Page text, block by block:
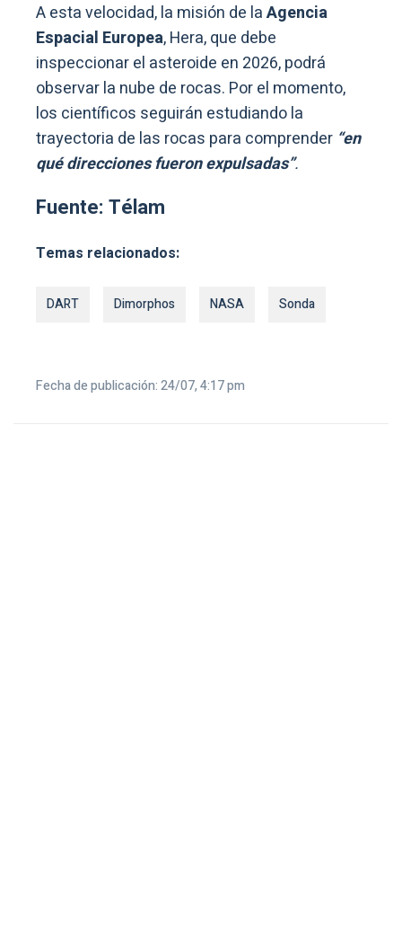
A esta velocidad, la misión de laAgencia
Espacial Europea, Hera, que debe
inspeccionar el asteroide en 2026, podrá
observar la nube de rocas. Por el momento,
los científicos seguirán estudiando la
trayectoria de las rocas para comprender “en
qué direcciones fueron expulsadas”.
Fuente: Télam
Temas relacionados:
DART Dimorphos NASA Sonda
Fecha de publicación: 24/07, 4:17 pm